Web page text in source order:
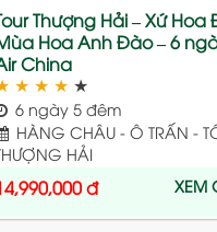
Thượng Hải – Xứ Hoa
Hoa Anh Đào – 6
China
★ ★ ★ ★
6 ngày 5 đêm
HÀNG CHÂU - Ô TRẤN -
HẢI
đ XEM